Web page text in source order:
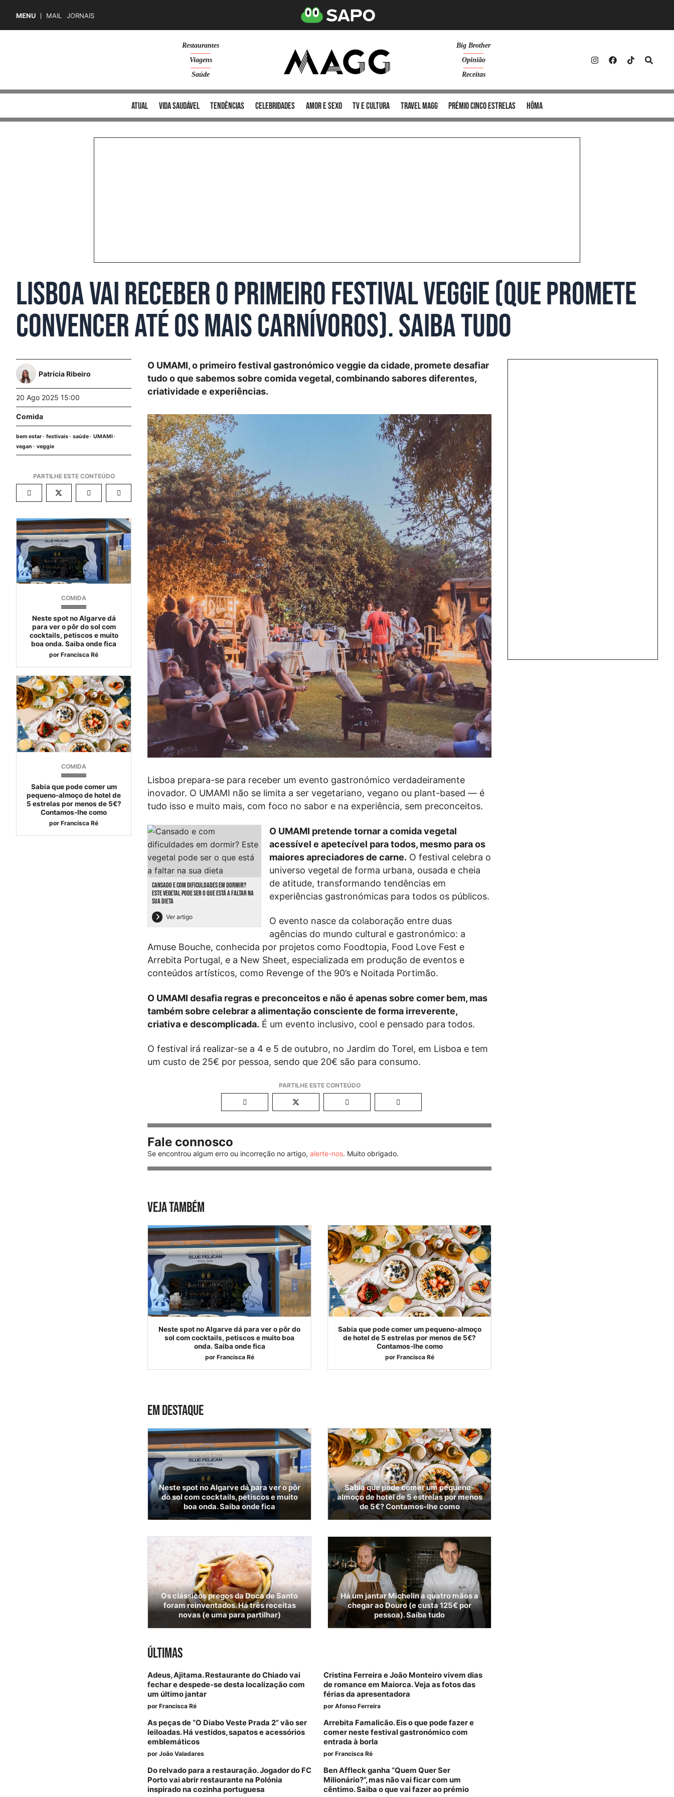
MENU MAIL JORNAIS
Restaurantes
Viagens
Saúde
Big Brother
Opinião
Receitas
atual vida saudável tendências celebridades amor e sexo TV e cultura Travel MAGG Prémio Cinco Estrelas Hôma
Lisboa vai receber o primeiro festival veggie (que promete
convencer até os mais carnívoros). Saiba tudo
Patrícia Ribeiro
20 Ago 2025 15:00
Comida
bem estar festivais saúde
UMAMI
vegan
veggie
COMIDA
Neste spot no Algarve dá
para ver o pôr do sol com
cocktails, petiscos e muito
boa onda. Saiba onde fica
por Francisca Ré
COMIDA
Sabia que pode comer um
pequeno-almoço de hotel de
5 estrelas por menos de 5€?
Contamos-lhe como
por Francisca Ré
O UMAMI, o primeiro festival gastronómico veggie da cidade, promete desafiar
tudo o que sabemos sobre comida vegetal, combinando sabores diferentes,
criatividade e experiências.
Lisboa prepara-se para receber um evento gastronómico verdadeiramente
inovador. O UMAMI não se limita a ser vegetariano, vegano ou plant-based — é
tudo isso e muito mais, com foco no sabor e na experiência, sem preconceitos.
CANSADO E COM DIFICULDADES EM DORMIR?
ESTE VEGETAL PODE SER O QUE ESTÁ A FALTAR NA
SUA DIETA
Ver artigo
O UMAMI pretende tornar a comida vegetal
acessível e apetecível para todos, mesmo para os
maiores apreciadores de carne. O festival celebra o
universo vegetal de forma urbana, ousada e cheia
de atitude, transformando tendências em
experiências gastronómicas para todos os públicos.
O evento nasce da colaboração entre duas
agências do mundo cultural e gastronómico: a
Amuse Bouche, conhecida por projetos como Foodtopia, Food Love Fest e
Arrebita Portugal, e a New Sheet, especializada em produção de eventos e
conteúdos artísticos, como Revenge of the 90’s e Noitada Portimão.
O UMAMI desafia regras e preconceitos e não é apenas sobre comer bem, mas
também sobre celebrar a alimentação consciente de forma irreverente,
criativa e descomplicada. É um evento inclusivo, cool e pensado para todos.
O festival irá realizar-se a 4 e 5 de outubro, no Jardim do Torel, em Lisboa e tem
um custo de 25€ por pessoa, sendo que 20€ são para consumo.
Fale connosco
Se encontrou algum erro ou incorreção no artigo,alerte-nos. Muito obrigado.
VEJA TAMBÉM
Neste spot no Algarve dá para ver o pôr do
sol com cocktails, petiscos e muito boa
onda. Saiba onde fica
por Francisca Ré
Sabia que pode comer um pequeno-almoço
de hotel de 5 estrelas por menos de 5€?
Contamos-lhe como
por Francisca Ré
EM DESTAQUE
Neste spot no Algarve dá para ver o pôr
do sol com cocktails, petiscos e muito
boa onda. Saiba onde fica
Sabia que pode comer um pequeno-
almoço de hotel de 5 estrelas por menos
de 5€? Contamos-lhe como
Os clássicos pregos da Doca de Santo
foram reinventados. Há três receitas
novas (e uma para partilhar)
Há um jantar Michelin a quatro mãos a
chegar ao Douro (e custa 125€ por
pessoa). Saiba tudo
ÚLTIMAS
Adeus, Ajitama. Restaurante do Chiado vai
fechar e despede-se desta localização com
um último jantar
por Francisca Ré
Cristina Ferreira e João Monteiro vivem dias
de romance em Maiorca. Veja as fotos das
férias da apresentadora
por Afonso Ferreira
As peças de “O Diabo Veste Prada 2” vão ser
leiloadas. Há vestidos, sapatos e acessórios
emblemáticos
por João Valadares
Arrebita Famalicão. Eis o que pode fazer e
comer neste festival gastronómico com
entrada à borla
por Francisca Ré
Do relvado para a restauração. Jogador do FC
Porto vai abrir restaurante na Polónia
inspirado na cozinha portuguesa
Ben Affleck ganha “Quem Quer Ser
Milionário?”, mas não vai ficar com um
cêntimo. Saiba o que vai fazer ao prémio